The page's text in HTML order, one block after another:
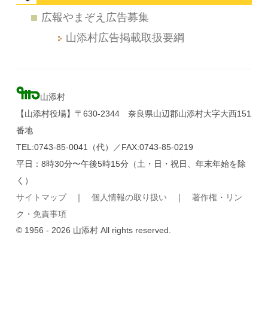
広報やまぞえ広告募集
山添村広告掲載取扱要綱
山添村
【山添村役場】〒630-2344 奈良県山辺郡山添村大字大西151
番地
TEL:0743-85-0041（代）／FAX:0743-85-0219
平日：8時30分〜午後5時15分（土・日・祝日、年末年始を除
く）
サイトマップ｜個人情報の取り扱い ｜著作権・リン
ク・免責事項
© 1956 - 2026 山添村 All rights reserved.